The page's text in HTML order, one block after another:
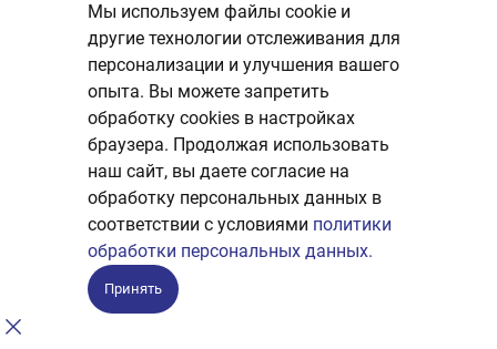
Мы используем файлы cookie и
другие технологии отслеживания для
персонализации и улучшения вашего
опыта. Вы можете запретить
обработку сookies в настройках
браузера. Продолжая использовать
наш сайт, вы даете согласие на
обработку персональных данных в
соответствии с условиями политики
обработки персональных данных.
Принять